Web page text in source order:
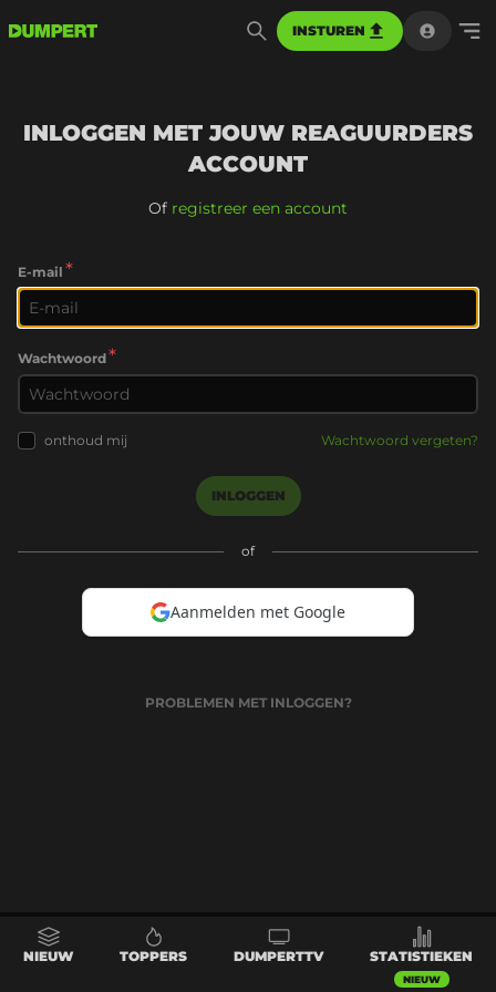
INSTUREN
INLOGGEN MET JOUW REAGUURDERS
ACCOUNT
Of registreer een account
E-mail *
Wachtwoord*
onthoud mij Wachtwoord vergeten?
INLOGGEN
of
Aanmelden met Google
PROBLEMEN MET INLOGGEN?
NIEUW TOPPERS DUMPERTTV STATISTIEKEN
NIEUW